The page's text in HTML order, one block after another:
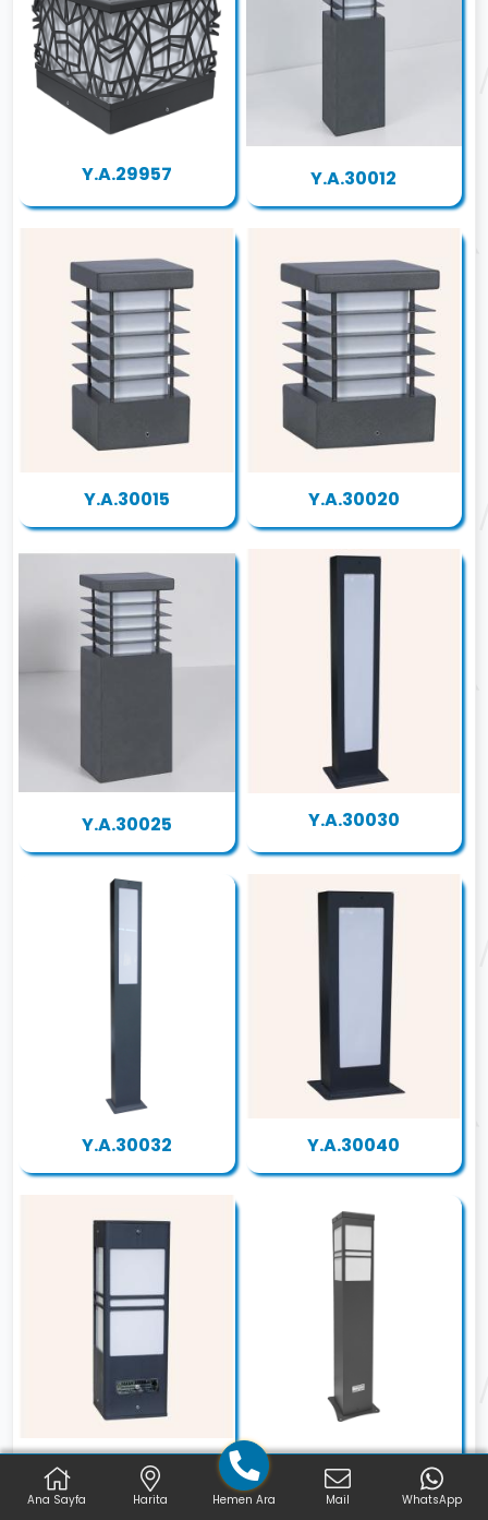
Y.A.29957 Y.A.30012
Y.A.30015 Y.A.30020
Y.A.30025 Y.A.30030
Y.A.30032 Y.A.30040
Y.A.30050 Y.A.30060
Ana Sayfa Harita Hemen Ara Mail WhatsApp